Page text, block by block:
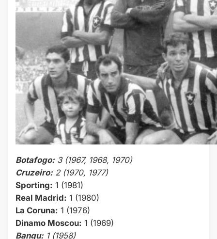
Botafogo: 3 (1967, 1968, 1970)
Cruzeiro: 2 (1970, 1977)
Sporting: 1 (1981)
Real Madrid: 1 (1980)
La Coruna: 1 (1976)
Dinamo Moscou: 1 (1969)
Bangu: 1 (1958)